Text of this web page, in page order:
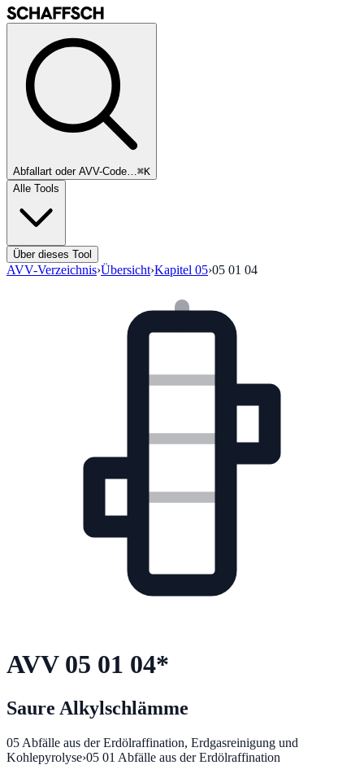
Abfallart oder AVV-Code…⌘K
Alle Tools
Über dieses Tool
AVV-Verzeichnis›Übersicht›Kapitel 05›05 01 04
AVV 05 01 04*
Saure Alkylschlämme
05 Abfälle aus der Erdölraffination, Erdgasreinigung und
Kohlepyrolyse›05 01 Abfälle aus der Erdölraffination